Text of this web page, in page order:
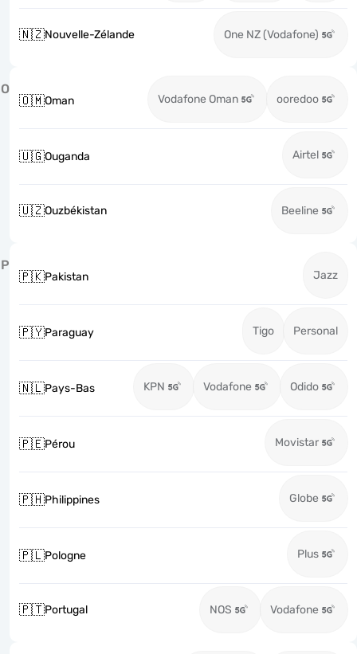
🇳🇿Nouvelle-Zélande One NZ (Vodafone)
O
🇴🇲Oman Vodafone Oman ooredoo
🇺🇬Ouganda Airtel
🇺🇿Ouzbékistan Beeline
P
🇵🇰Pakistan Jazz
🇵🇾Paraguay Tigo Personal
🇳🇱Pays-Bas KPN Vodafone Odido
🇵🇪Pérou Movistar
🇵🇭Philippines Globe
🇵🇱Pologne Plus
🇵🇹Portugal NOS Vodafone